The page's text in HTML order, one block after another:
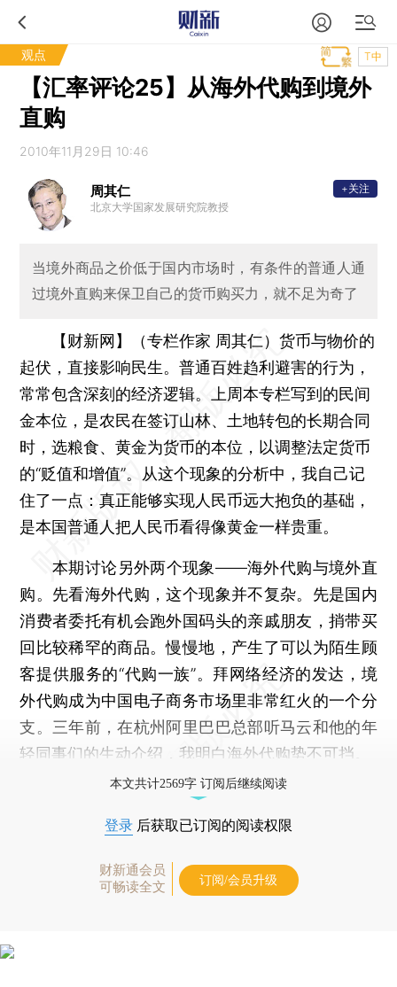
观点 T中
【汇率评论25】从海外代购到境外
直购
2010年11月29日 10:46
周其仁
北京大学国家发展研究院教授
+关注
当境外商品之价低于国内市场时，有条件的普通人通
过境外直购来保卫自己的货币购买力，就不足为奇了
【财新网】（专栏作家 周其仁）货币与物价的
起伏，直接影响民生。普通百姓趋利避害的行为，
常常包含深刻的经济逻辑。上周本专栏写到的民间
金本位，是农民在签订山林、土地转包的长期合同
时，选粮食、黄金为货币的本位，以调整法定货币
的“贬值和增值”。从这个现象的分析中，我自己记
住了一点：真正能够实现人民币远大抱负的基础，
是本国普通人把人民币看得像黄金一样贵重。
本期讨论另外两个现象——海外代购与境外直
购。先看海外代购，这个现象并不复杂。先是国内
消费者委托有机会跑外国码头的亲戚朋友，捎带买
回比较稀罕的商品。慢慢地，产生了可以为陌生顾
客提供服务的“代购一族”。拜网络经济的发达，境
外代购成为中国电子商务市场里非常红火的一个分
支。三年前，在杭州阿里巴巴总部听马云和他的年
轻同事们的生动介绍，我明白海外代购势不可挡。
本文共计2569字 订阅后继续阅读
登录 后获取已订阅的阅读权限
财新通会员
可畅读全文
订阅/会员升级